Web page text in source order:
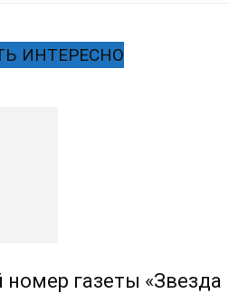
ИНТЕРЕСНО
номер газеты «Звезда